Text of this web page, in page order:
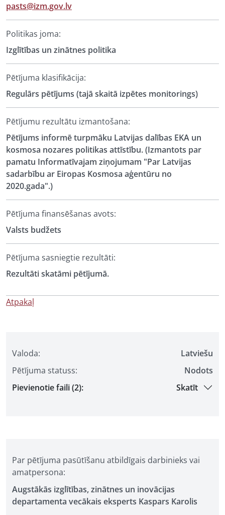
Valoda:
Latviešu
Pētījuma statuss:
Nodots
Pievienotie faili (2):
Skatīt
Par pētījuma pasūtīšanu atbildīgais darbinieks vai
amatpersona:
Augstākās izglītības, zinātnes un inovācijas
departamenta vecākais eksperts Kaspars Karolis
pasts@izm.gov.lv
Politikas joma:
Izglītības un zinātnes politika
Pētījuma klasifikācija:
Regulārs pētījums (tajā skaitā izpētes monitorings)
Pētījumu rezultātu izmantošana:
Pētījums informē turpmāku Latvijas dalības EKA un
kosmosa nozares politikas attīstību. (Izmantots par
pamatu Informatīvajam ziņojumam "Par Latvijas
sadarbību ar Eiropas Kosmosa aģentūru no
2020.gada".)
Pētījuma finansēšanas avots:
Valsts budžets
Pētījuma sasniegtie rezultāti:
Rezultāti skatāmi pētījumā.
Atpakaļ